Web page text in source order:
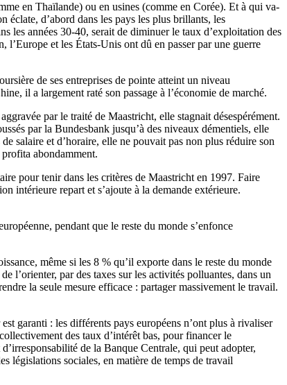
en Thaïlande) ou en usines (comme en Corée). Et à qui va-
d’abord dans les pays les plus brillants, les
les années 30-40, serait de diminuer le taux d’exploitation des
et les États-Unis ont dû en passer par une guerre
de ses entreprises de pointe atteint un niveau
il a largement raté son passage à l’économie de marché.
par le traité de Maastricht, elle stagnait désespérément.
par la Bundesbank jusqu’à des niveaux démentiels, elle
salaire et d’horaire, elle ne pouvait pas non plus réduire son
abondamment.
pour tenir dans les critères de Maastricht en 1997. Faire
intérieure repart et s’ajoute à la demande extérieure.
pendant que le reste du monde s’enfonce
même si les 8 % qu’il exporte dans le reste du monde
l’orienter, par des taxes sur les activités polluantes, dans un
la seule mesure efficace : partager massivement le travail.
garanti : les différents pays européens n’ont plus à rivaliser
des taux d’intérêt bas, pour financer le
de la Banque Centrale, qui peut adopter,
législations sociales, en matière de temps de travail